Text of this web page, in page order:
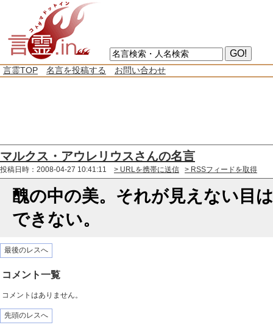
言霊TOP 名言を投稿する お問い合わせ
マルクス・アウレリウスさんの名言
投稿日時：2008-04-27 10:41:11 > URLを携帯に送信 > RSSフィードを取得
醜の中の美。それが見えない目
できない。
最後のレスへ
コメント一覧
コメントはありません。
先頭のレスへ